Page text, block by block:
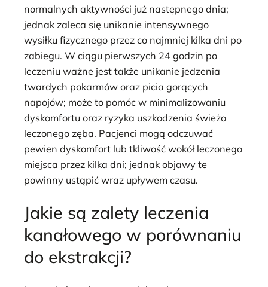
normalnych aktywności już następnego dnia;
jednak zaleca się unikanie intensywnego
wysiłku fizycznego przez co najmniej kilka dni po
zabiegu. W ciągu pierwszych 24 godzin po
leczeniu ważne jest także unikanie jedzenia
twardych pokarmów oraz picia gorących
napojów; może to pomóc w minimalizowaniu
dyskomfortu oraz ryzyka uszkodzenia świeżo
leczonego zęba. Pacjenci mogą odczuwać
pewien dyskomfort lub tkliwość wokół leczonego
miejsca przez kilka dni; jednak objawy te
powinny ustąpić wraz upływem czasu.
Jakie są zalety leczenia
kanałowego w porównaniu
do ekstrakcji?